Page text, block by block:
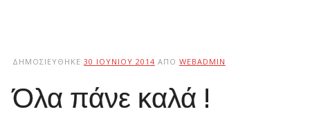
ΔΗΜΟΣΙΕΎΘΗΚΕ 30 ΙΟΥΝΊΟΥ 2014 ΑΠΌ WEBADMIN
Όλα πάνε καλά !